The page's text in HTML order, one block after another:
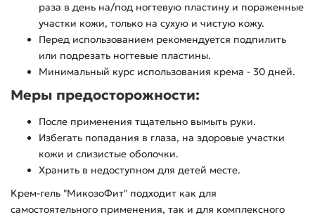
раза в день на/под ногтевую пластину и пораженные
участки кожи, только на сухую и чистую кожу.
Перед использованием рекомендуется подпилить
или подрезать ногтевые пластины.
Минимальный курс использования крема - 30 дней.
Меры предосторожности:
После применения тщательно вымыть руки.
Избегать попадания в глаза, на здоровые участки
кожи и слизистые оболочки.
Хранить в недоступном для детей месте.
Крем-гель "МикозоФит" подходит как для
самостоятельного применения, так и для комплексного